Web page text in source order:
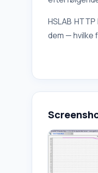
HSLAB
dem — hvilke